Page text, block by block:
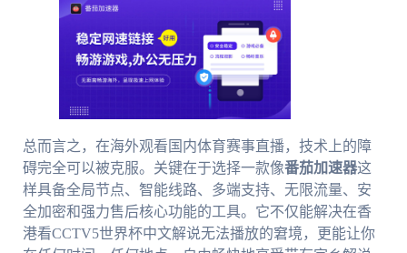
总而言之，在海外观看国内体育赛事直播，技术上的障
碍完全可以被克服。关键在于选择一款像番茄加速器这
样具备全局节点、智能线路、多端支持、无限流量、安
全加密和强力售后核心功能的工具。它不仅能解决在香
港看CCTV5世界杯中文解说无法播放的窘境，更能让你